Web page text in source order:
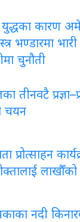
युद्धका कारण
भण्डारमा
चुनौती
तीनवटै
चयन
प्रोत्साहन
लाखौँको
नदी